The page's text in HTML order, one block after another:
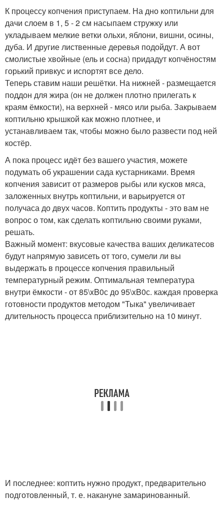
К процессу копчения приступаем. На дно коптильни для
дачи слоем в 1, 5 - 2 см насыпаем стружку или
укладываем мелкие ветки ольхи, яблони, вишни, осины,
дуба. И другие лиственные деревья подойдут. А вот
смолистые хвойные (ель и сосна) придадут копчёностям
горький привкус и испортят все дело.
Теперь ставим наши решётки. На нижней - размещается
поддон для жира (он не должен плотно прилегать к
краям ёмкости), на верхней - мясо или рыба. Закрываем
коптильню крышкой как можно плотнее, и
устанавливаем так, чтобы можно было развести под ней
костёр.
А пока процесс идёт без вашего участия, можете
подумать об украшении сада кустарниками. Время
копчения зависит от размеров рыбы или кусков мяса,
заложенных внутрь коптильни, и варьируется от
получаса до двух часов. Коптить продукты - это вам не
вопрос о том, как сделать коптильню своими руками,
решать.
Важный момент: вкусовые качества ваших деликатесов
будут напрямую зависеть от того, сумели ли вы
выдержать в процессе копчения правильный
температурный режим. Оптимальная температура
внутри ёмкости - от 85\xB0с до 95\xB0с. каждая проверка
готовности продуктов методом "Тыка" увеличивает
длительность процесса приблизительно на 10 минут.
И последнее: коптить нужно продукт, предварительно
подготовленный, т. е. накануне замаринованный.